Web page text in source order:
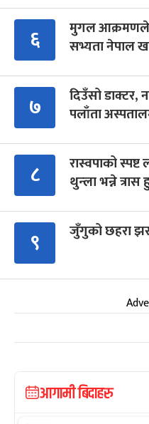
६
मुगल आक्रमणले
सभ्यता नेपाल
७
दिउँसो डाक्टर,
पलाँता
८
रास्वपाको
थुन्ला भन्ने
९ जुँगुको छहरा
आगामी बिदाहरु